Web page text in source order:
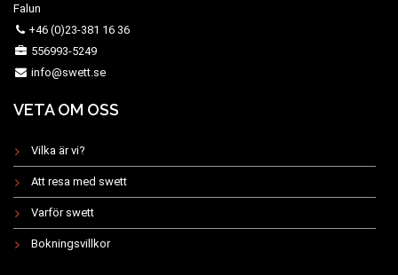
Falun
+46 (0)23-381 16 36
556993-5249
info@swett.se
VETA OM OSS
Vilka är vi?
Att resa med swett
Varför swett
Bokningsvillkor